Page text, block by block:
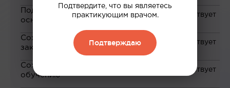
Подборка материалов на
основе ваших интересов
Сохранение материалов в
закладки
Сохранение прогресса по
обучению
Подтвердите, что вы являетесь
практикующим врачом.
Подтверждаю